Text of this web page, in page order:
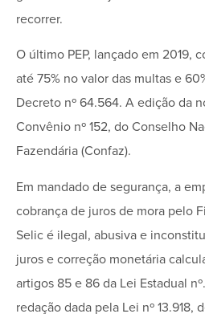
recorrer.
O último PEP, lançado em 2019,
até 75% no valor das multas e
Decreto nº 64.564. A edição da
Convênio nº 152, do Conselho
Fazendária (Confaz).
Em mandado de segurança, a
cobrança de juros de mora pelo
Selic é ilegal, abusiva e
juros e correção monetária
artigos 85 e 86 da Lei Estadual
redação dada pela Lei nº